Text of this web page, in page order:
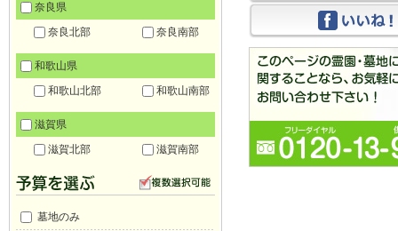
奈良県
奈良北部
奈良南部
和歌山県
和歌山北部
和歌山南部
滋賀県
滋賀北部
滋賀南部
墓地のみ